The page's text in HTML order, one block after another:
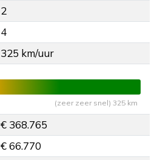
2
4
325 km/uur
(zeer zeer snel) 325 km
€ 368.765
€ 66.770